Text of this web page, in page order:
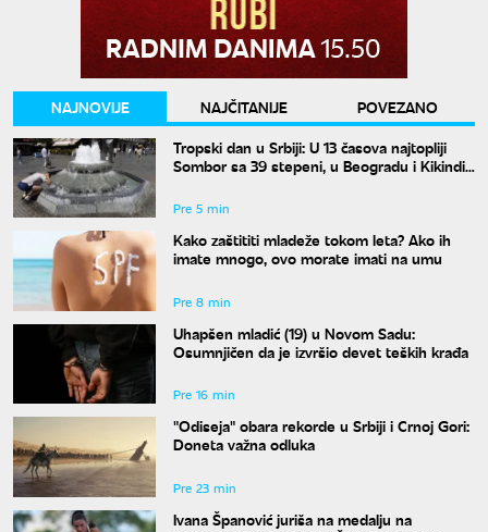
NAJNOVIJE NAJČITANIJE
POVEZANO
Tropski dan u Srbiji: U 13 časova najtopliji
Sombor sa 39 stepeni, u Beogradu i Kikindi
Pre 5 min
Kako zaštititi mladeže tokom leta? Ako ih
imate mnogo, ovo morate imati na umu
Pre 8 min
Uhapšen mladić (19) u Novom Sadu:
Osumnjičen da je izvršio devet teških krađa
Pre 16 min
"Odiseja" obara rekorde u Srbiji i Crnoj Gori:
Doneta važna odluka
Pre 23 min
Ivana Španović juriša na medalju na